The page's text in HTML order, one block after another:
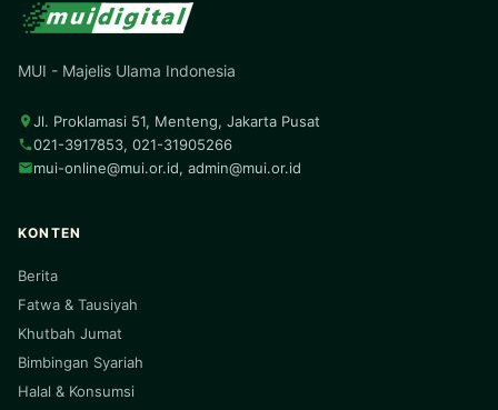
MUI - Majelis Ulama Indonesia
Jl. Proklamasi 51, Menteng, Jakarta Pusat
021-3917853, 021-31905266
mui-online@mui.or.id, admin@mui.or.id
KONTEN
Berita
Fatwa & Tausiyah
Khutbah Jumat
Bimbingan Syariah
Halal & Konsumsi